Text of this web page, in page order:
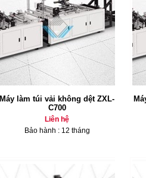
Máy làm túi vải không dệt ZXL-
C700
Liên hệ
Bảo hành : 12 tháng